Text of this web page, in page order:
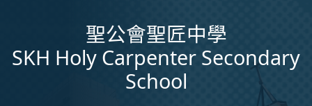
聖公會聖匠中學
SKH Holy Carpenter Secondary
School